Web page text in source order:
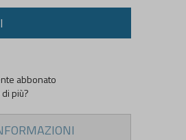
abbonato
più?